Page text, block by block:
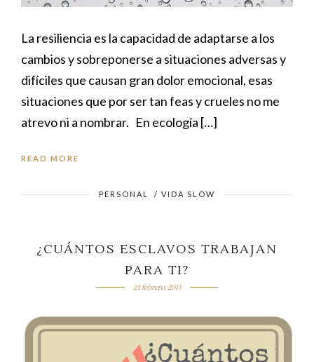
La resiliencia es la capacidad de adaptarse a los
cambios y sobreponerse a situaciones adversas y
difíciles que causan gran dolor emocional, esas
situaciones que por ser tan feas y crueles no me
atrevo ni a nombrar. En ecología […]
READ MORE
PERSONAL / VIDA SLOW
¿CUÁNTOS ESCLAVOS TRABAJAN
PARA TI?
23 febrero, 2015